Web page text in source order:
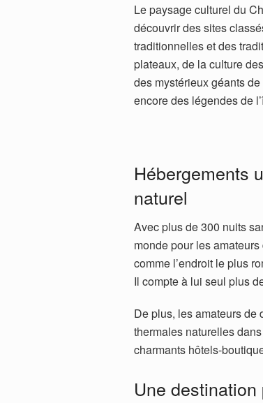
Le paysage culturel du
découvrir des sites
traditionnelles et des
plateaux, de la culture
des mystérieux géants
encore des légendes de
Hébergements
naturel
Avec plus de 300 nuits
monde pour les
comme l’endroit le plus
Il compte à lui seul plus
De plus, les amateurs de
thermales naturelles
charmants hôtels-
Une destination